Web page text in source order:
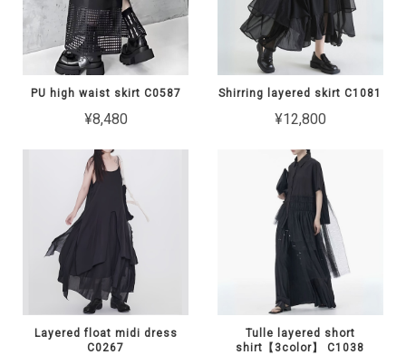
PU high waist skirt C0587
¥8,480
Shirring layered skirt C1081
¥12,800
Layered float midi dress
C0267
Tulle layered short
shirt【3color】 C1038